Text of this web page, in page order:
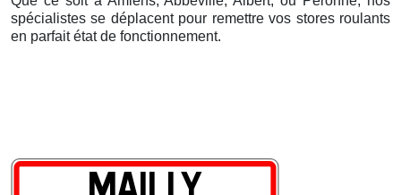
spécialistes se déplacent pour remettre vos stores roulants
en parfait état de fonctionnement.